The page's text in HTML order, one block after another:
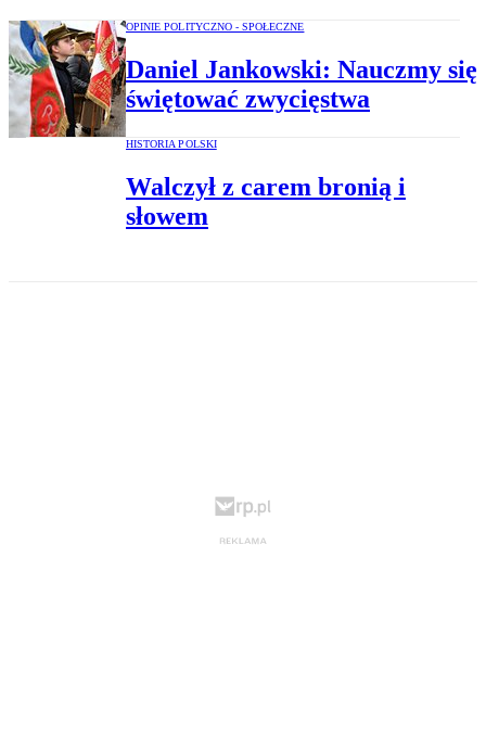
OPINIE POLITYCZNO - SPOŁECZNE
Daniel Jankowski: Nauczmy się
świętować zwycięstwa
HISTORIA POLSKI
Walczył z carem bronią i
słowem